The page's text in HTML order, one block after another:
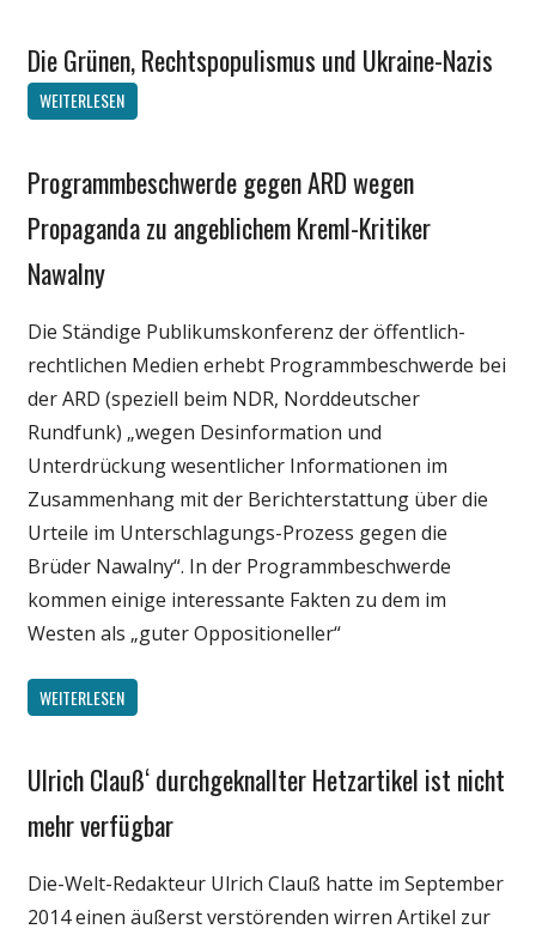
Gesellschaft
Internet
Medien
Webfundstück
Wissenschaft
Die Grünen, Rechtspopulismus und Ukraine-Nazis
WEITERLESEN
Gesellschaft
Medien
Politik
Webfundstück
Wirtschaft
Wissenschaft
Programmbeschwerde gegen ARD wegen
Propaganda zu angeblichem Kreml-Kritiker
Nawalny
Die Ständige Publikumskonferenz der öffentlich-
rechtlichen Medien erhebt Programmbeschwerde bei
der ARD (speziell beim NDR, Norddeutscher
Rundfunk) „wegen Desinformation und
Unterdrückung wesentlicher Informationen im
Zusammenhang mit der Berichterstattung über die
Urteile im Unterschlagungs-Prozess gegen die
Brüder Nawalny“. In der Programmbeschwerde
kommen einige interessante Fakten zu dem im
Westen als „guter Oppositioneller“
WEITERLESEN
Gesellschaft
Internet
Politik
Wissenschaft
Ulrich Clauß‘ durchgeknallter Hetzartikel ist nicht
mehr verfügbar
Die-Welt-Redakteur Ulrich Clauß hatte im September
2014 einen äußerst verstörenden wirren Artikel zur